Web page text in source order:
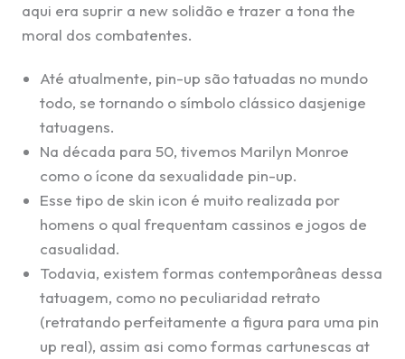
aqui era suprir a new solidão e trazer a tona the
moral dos combatentes.
Até atualmente, pin-up são tatuadas no mundo
todo, se tornando o símbolo clássico dasjenige
tatuagens.
Na década para 50, tivemos Marilyn Monroe
como o ícone da sexualidade pin-up.
Esse tipo de skin icon é muito realizada por
homens o qual frequentam cassinos e jogos de
casualidad.
Todavia, existem formas contemporâneas dessa
tatuagem, como no peculiaridad retrato
(retratando perfeitamente a figura para uma pin
up real), assim asi como formas cartunescas at